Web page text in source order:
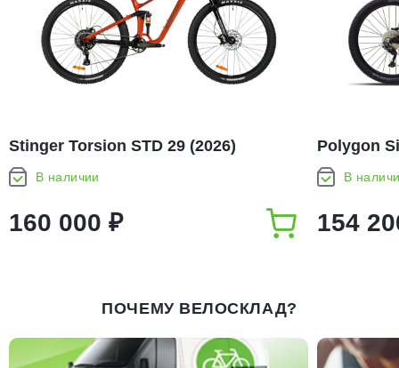
Stinger Torsion STD 29 (2026)
В наличии
160 000 ₽
Polygon
В
154
ПОЧЕМУ ВЕЛОСКЛАД?